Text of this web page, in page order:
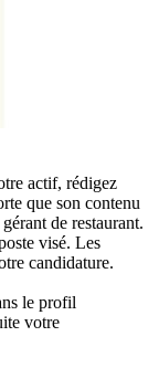
actif, rédigez
que son contenu
de restaurant.
visé. Les
candidature.
le profil
votre